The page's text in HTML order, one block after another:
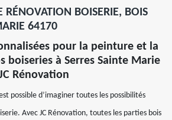
RÉNOVATION BOISERIE, BOIS
64170
pour la peinture et la
boiseries à Serres Sainte Marie
Rénovation
possible d’imaginer toutes les possibilités
Avec JC Rénovation, toutes les parties bois